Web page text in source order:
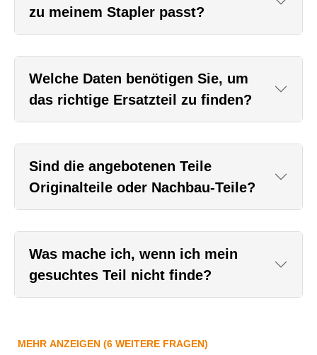
zu meinem Stapler passt?
Welche Daten benötigen Sie, um
das richtige Ersatzteil zu finden?
Sind die angebotenen Teile
Originalteile oder Nachbau-Teile?
Was mache ich, wenn ich mein
gesuchtes Teil nicht finde?
MEHR ANZEIGEN (6 WEITERE FRAGEN)